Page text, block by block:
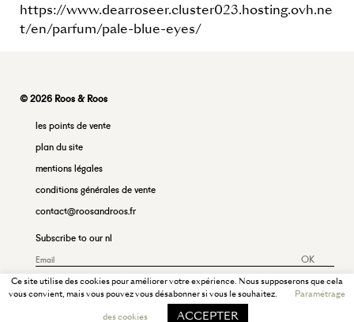
https://www.dearroseer.cluster023.hosting.ovh.ne
t/en/parfum/pale-blue-eyes/
© 2026 Roos & Roos
les points de vente
plan du site
mentions légales
conditions générales de vente
contact@roosandroos.fr
Subscribe to our nl
OK
Ce site utilise des cookies pour améliorer votre expérience. Nous supposerons que cela
vous convient, mais vous pouvez vous désabonner si vous le souhaitez.
Paramétrage
des cookies
ACCEPTER